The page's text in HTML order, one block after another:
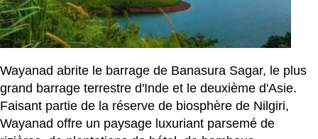
Wayanad abrite le barrage de Banasura Sagar, le plus
grand barrage terrestre d'Inde et le deuxième d'Asie.
Faisant partie de la réserve de biosphère de Nilgiri,
Wayanad offre un paysage luxuriant parsemé de